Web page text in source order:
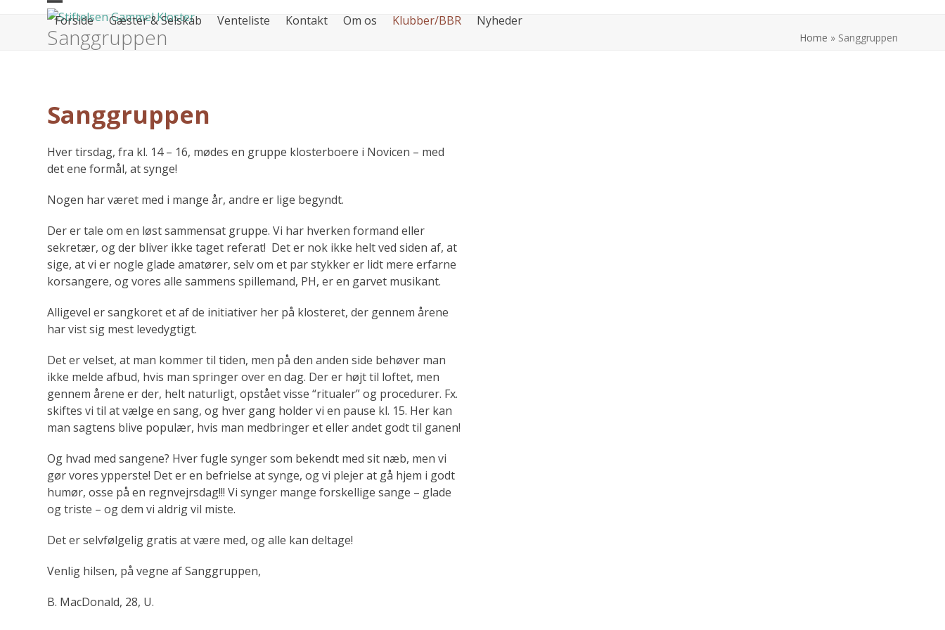
Forside Gæster & Selskab Venteliste Kontakt Om os Klubber/BBR Nyheder
Open
mobile
Close
mobile
Sanggruppen Home » Sanggruppen
Sanggruppen
Hver tirsdag, fra kl. 14 – 16, mødes en gruppe klosterboere i Novicen – med
det ene formål, at synge!
Nogen har været med i mange år, andre er lige begyndt.
Der er tale om en løst sammensat gruppe. Vi har hverken formand eller
sekretær, og der bliver ikke taget referat! Det er nok ikke helt ved siden af, at
sige, at vi er nogle glade amatører, selv om et par stykker er lidt mere erfarne
korsangere, og vores alle sammens spillemand, PH, er en garvet musikant.
Alligevel er sangkoret et af de initiativer her på klosteret, der gennem årene
har vist sig mest levedygtigt.
Det er velset, at man kommer til tiden, men på den anden side behøver man
ikke melde afbud, hvis man springer over en dag. Der er højt til loftet, men
gennem årene er der, helt naturligt, opstået visse “ritualer” og procedurer. Fx.
skiftes vi til at vælge en sang, og hver gang holder vi en pause kl. 15. Her kan
man sagtens blive populær, hvis man medbringer et eller andet godt til ganen!
Og hvad med sangene? Hver fugle synger som bekendt med sit næb, men vi
gør vores ypperste! Det er en befrielse at synge, og vi plejer at gå hjem i godt
humør, osse på en regnvejrsdag!!! Vi synger mange forskellige sange – glade
og triste – og dem vi aldrig vil miste.
Det er selvfølgelig gratis at være med, og alle kan deltage!
Venlig hilsen, på vegne af Sanggruppen,
B. MacDonald, 28, U.